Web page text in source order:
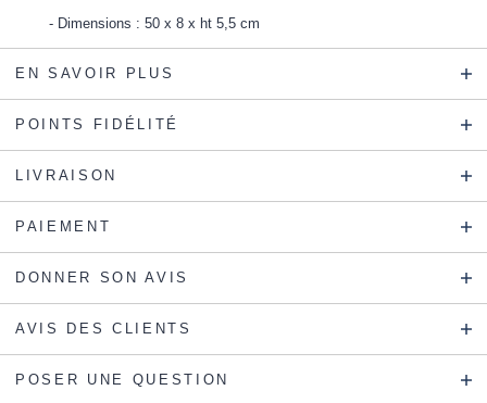
Dimensions : 50 x 8 x ht 5,5 cm
EN SAVOIR PLUS
POINTS FIDÉLITÉ
LIVRAISON
PAIEMENT
DONNER SON AVIS
AVIS DES CLIENTS
POSER UNE QUESTION